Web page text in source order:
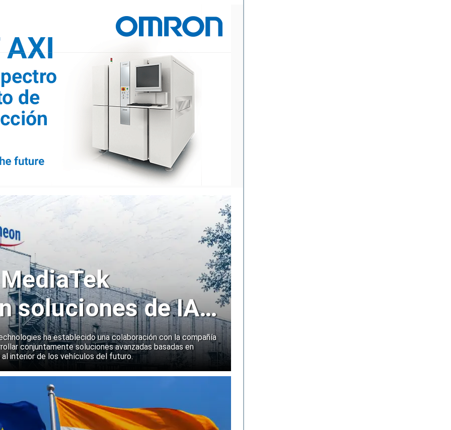
soluciones de IA
a bordo de
ha establecido una colaboración con la compañía
conjuntamente soluciones avanzadas basadas en
interior de los vehículos del futuro.